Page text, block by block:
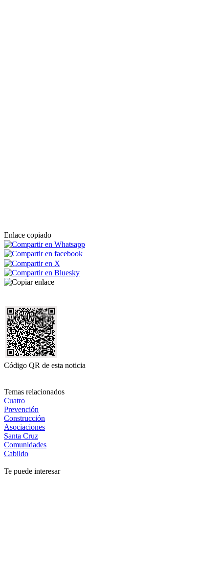
Enlace copiado
Código QR de esta noticia
Temas relacionados
Cuatro
Prevención
Construcción
Asociaciones
Santa Cruz
Comunidades
Cabildo
Te puede interesar